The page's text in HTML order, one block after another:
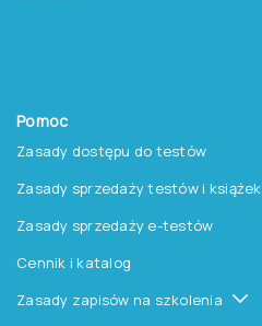
Pomoc
Zasady dostępu do testów
Zasady sprzedaży testów i książek
Zasady sprzedaży e-testów
Cennik i katalog
Zasady zapisów na szkolenia